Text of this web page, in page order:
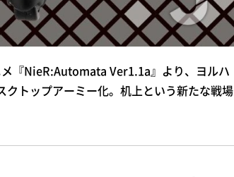
『NieR:Automata Ver1.1a』より、ヨルハ
トップアーミー化。机上という新たな戦場